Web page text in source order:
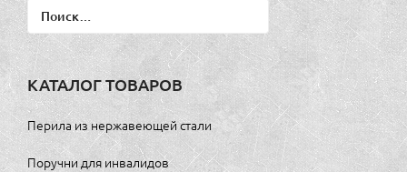
Найти:
КАТАЛОГ ТОВАРОВ
Перила из нержавеющей стали
Поручни для инвалидов